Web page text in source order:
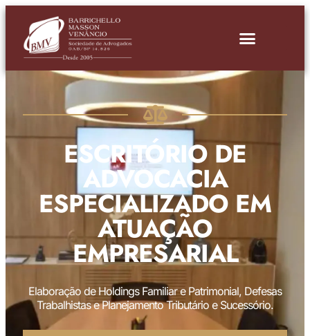
ESCRITÓRIO DE
ADVOCACIA
ESPECIALIZADO EM
ATUAÇÃO
EMPRESARIAL
Elaboração de Holdings Familiar e Patrimonial, Defesas
Trabalhistas e Planejamento Tributário e Sucessório.